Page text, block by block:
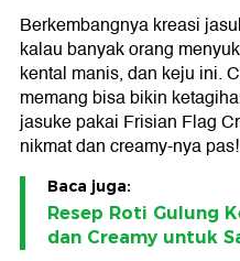
Berkembangnya kreasi
kalau banyak orang
kental manis, dan keju ini.
memang bisa bikin
jasuke pakai Frisian Flag
nikmat dan creamy-nya pas!
Baca juga:
Resep Roti Gulung
dan Creamy untuk